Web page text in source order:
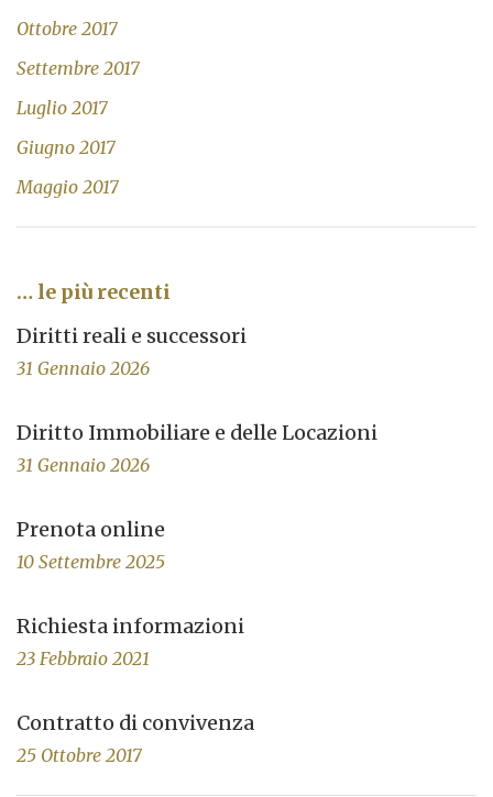
Ottobre 2017
Settembre 2017
Luglio 2017
Giugno 2017
Maggio 2017
… le più recenti
Diritti reali e successori
31 Gennaio 2026
Diritto Immobiliare e delle Locazioni
31 Gennaio 2026
Prenota online
10 Settembre 2025
Richiesta informazioni
23 Febbraio 2021
Contratto di convivenza
25 Ottobre 2017